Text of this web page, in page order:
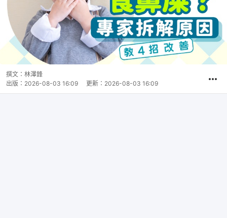
撰文： 林澤鋒
出版： 2026-08-03 16:09 更新： 2026-08-03 16:09